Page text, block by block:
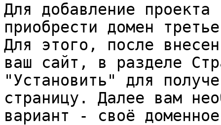
Для добавление проекта
приобрести домен
Для этого, после
ваш сайт, в разделе
"Установить" для
страницу. Далее вам
вариант - своё